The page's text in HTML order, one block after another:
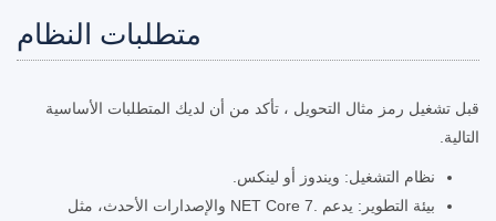
متطلبات النظام
قبل تشغيل رمز مثال التحويل ، تأكد من أن لديك المتطلبات الأساسية
التالية.
نظام التشغيل: ويندوز أو لينكس.
بيئة التطوير: يدعم .NET Core 7 والإصدارات الأحدث، مثل